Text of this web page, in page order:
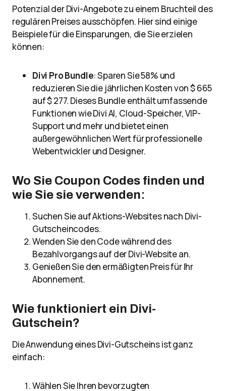
Potenzial der Divi-Angebote zu einem Bruchteil des
regulären Preises ausschöpfen. Hier sind einige
Beispiele für die Einsparungen, die Sie erzielen
können:
Divi Pro Bundle: Sparen Sie 58% und
reduzieren Sie die jährlichen Kosten von $ 665
auf $ 277. Dieses Bundle enthält umfassende
Funktionen wie Divi AI, Cloud-Speicher, VIP-
Support und mehr und bietet einen
außergewöhnlichen Wert für professionelle
Webentwickler und Designer.
Wo Sie Coupon Codes finden und
wie Sie sie verwenden:
Suchen Sie auf Aktions-Websites nach Divi-
Gutscheincodes.
Wenden Sie den Code während des
Bezahlvorgangs auf der Divi-Website an.
Genießen Sie den ermäßigten Preis für Ihr
Abonnement.
Wie funktioniert ein Divi-
Gutschein?
Die Anwendung eines Divi-Gutscheins ist ganz
einfach:
Wählen Sie Ihren bevorzugten